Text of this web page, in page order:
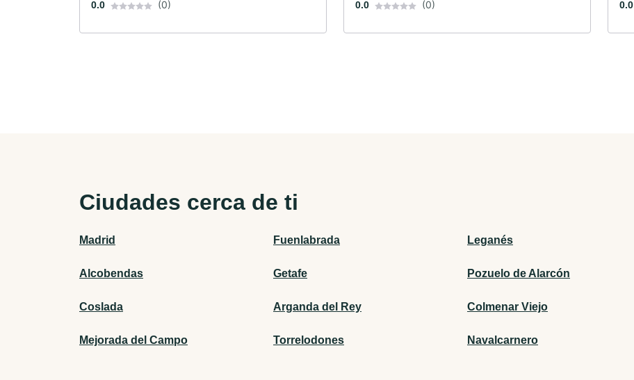
0.0 (0) 0.0 (0) 0.0
Ciudades cerca de ti
Madrid Fuenlabrada Leganés
Alcobendas Getafe Pozuelo de Alarcón
Coslada Arganda del Rey Colmenar Viejo
Mejorada del Campo Torrelodones Navalcarnero